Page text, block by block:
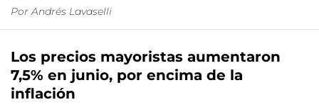
Por Andrés Lavaselli
Los precios mayoristas aumentaron
7,5% en junio, por encima de la
inflación